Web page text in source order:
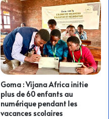
Goma : Vijana Africa initie
plus de 60 enfants au
numérique pendant les
vacances scolaires